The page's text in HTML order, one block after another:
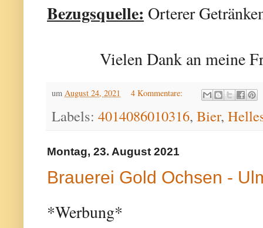
Bezugsquelle: Orterer
Vielen Dank an meine
um August 24, 2021 4 Kommentare:
Labels: 4014086010316, Bier,
Montag, 23. August 2021
Brauerei Gold Ochsen -
*Werbung*